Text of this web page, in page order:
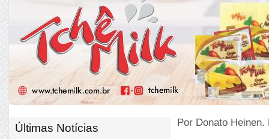
Últimas Notícias Por Donato Heinen.